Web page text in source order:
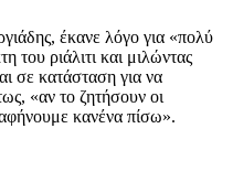
έκανε λόγο για «πολύ
του ριάλιτι και μιλώντας
σε κατάσταση για να
«αν το ζητήσουν οι
κανένα πίσω».